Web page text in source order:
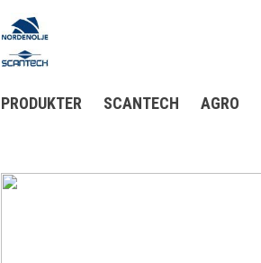
PRODUKTER SCANTECH AGRO